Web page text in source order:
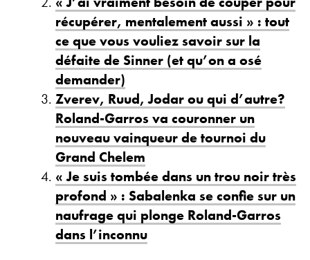
récupérer, mentalement aussi » : tout
ce que vous vouliez savoir sur la
défaite de Sinner (et qu’on a osé
demander)
Zverev, Ruud, Jodar ou qui d’autre?
Roland-Garros va couronner un
nouveau vainqueur de tournoi du
Grand Chelem
« Je suis tombée dans un trou noir très
profond » : Sabalenka se confie sur un
naufrage qui plonge Roland-Garros
dans l’inconnu